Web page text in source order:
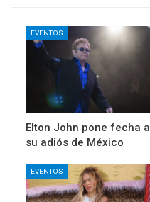
EVENTOS
Elton John pone fecha a
su adiós de México
EVENTOS